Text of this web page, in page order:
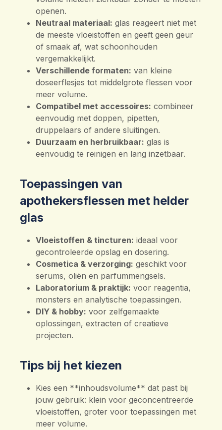
openen.
Neutraal materiaal: glas reageert niet met
de meeste vloeistoffen en geeft geen geur
of smaak af, wat schoonhouden
vergemakkelijkt.
Verschillende formaten: van kleine
doseerflesjes tot middelgrote flessen voor
meer volume.
Compatibel met accessoires: combineer
eenvoudig met doppen, pipetten,
druppelaars of andere sluitingen.
Duurzaam en herbruikbaar: glas is
eenvoudig te reinigen en lang inzetbaar.
Toepassingen van
apothekersflessen met helder
glas
Vloeistoffen & tincturen: ideaal voor
gecontroleerde opslag en dosering.
Cosmetica & verzorging: geschikt voor
serums, oliën en parfummengsels.
Laboratorium & praktijk: voor reagentia,
monsters en analytische toepassingen.
DIY & hobby: voor zelfgemaakte
oplossingen, extracten of creatieve
projecten.
Tips bij het kiezen
Kies een **inhoudsvolume** dat past bij
jouw gebruik: klein voor geconcentreerde
vloeistoffen, groter voor toepassingen met
meer volume.